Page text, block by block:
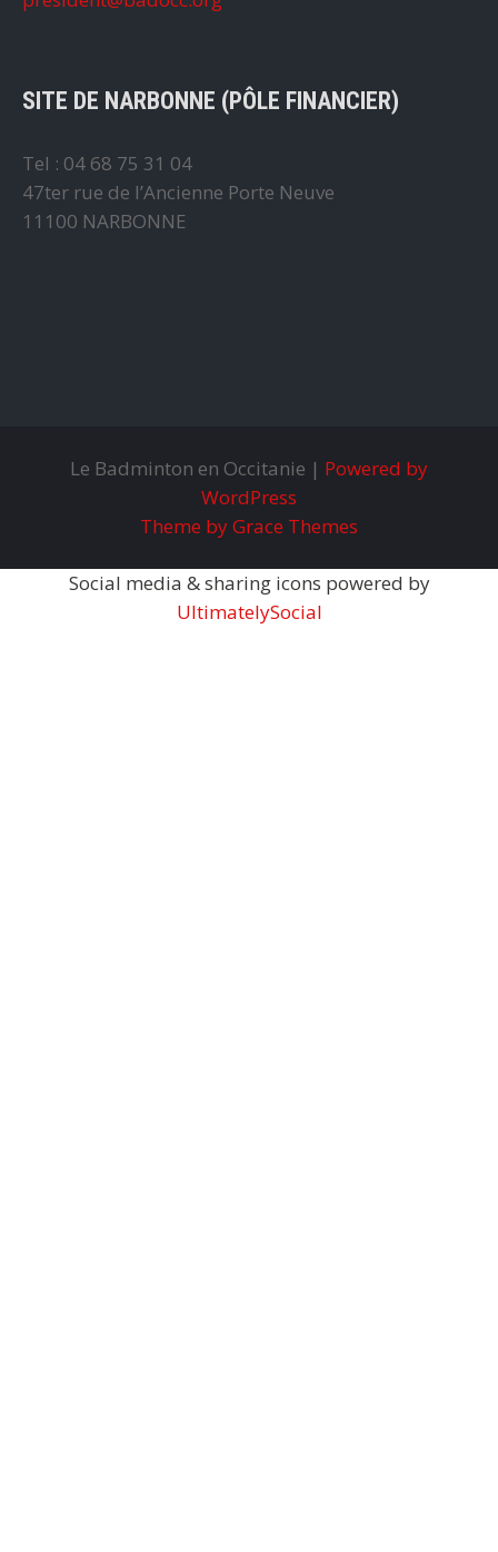
SITE DE NARBONNE (PÔLE FINANCIER)
Tel : 04 68 75 31 04
47ter rue de l’Ancienne Porte Neuve
11100 NARBONNE
Le Badminton en Occitanie | Powered by
WordPress
Theme by Grace Themes
Social media & sharing icons powered by
UltimatelySocial